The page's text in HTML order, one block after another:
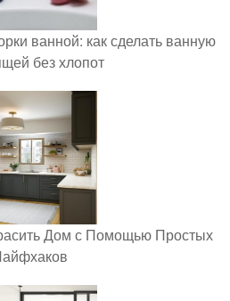
ванной: как сделать ванную
без хлопот
Дом с Помощью Простых